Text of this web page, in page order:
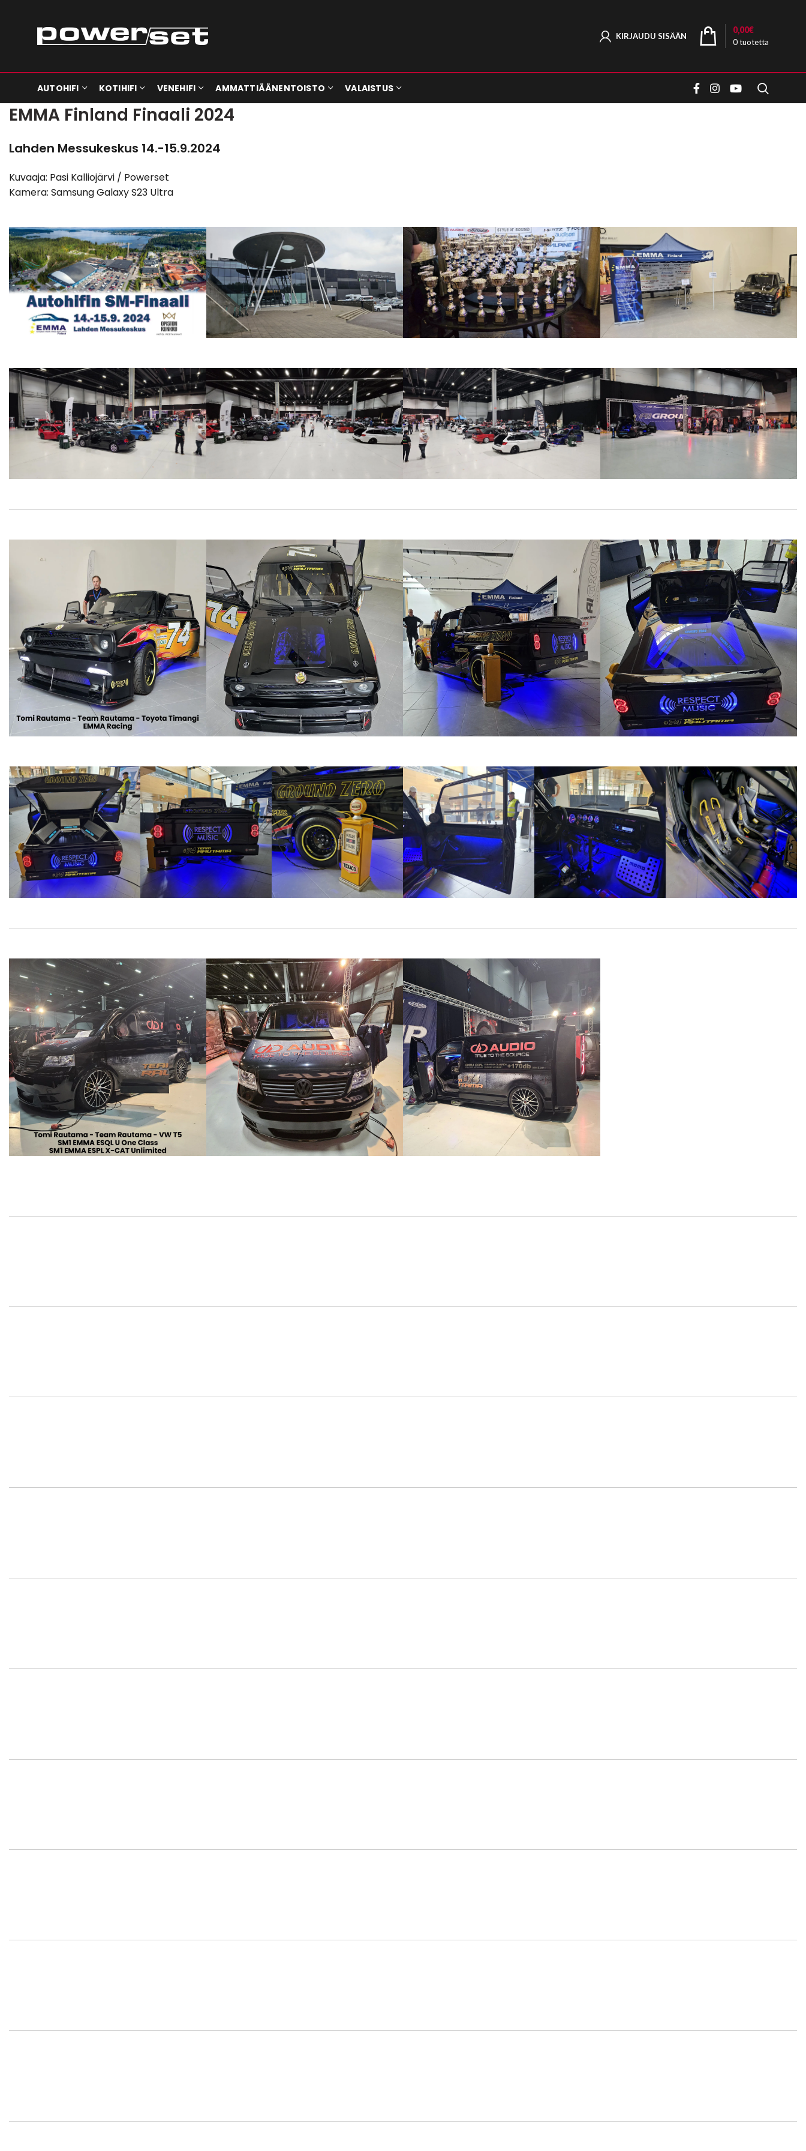
KIRJAUDU SISÄÄN
0tuotetta
0,00€
AUTOHIFI KOTIHIFI VENEHIFI AMMATTIÄÄNENTOISTO VALAISTUS
EMMA Finland Finaali 2024
Lahden Messukeskus 14.-15.9.2024
Kuvaaja: Pasi Kalliojärvi / Powerset
Kamera: Samsung Galaxy S23 Ultra